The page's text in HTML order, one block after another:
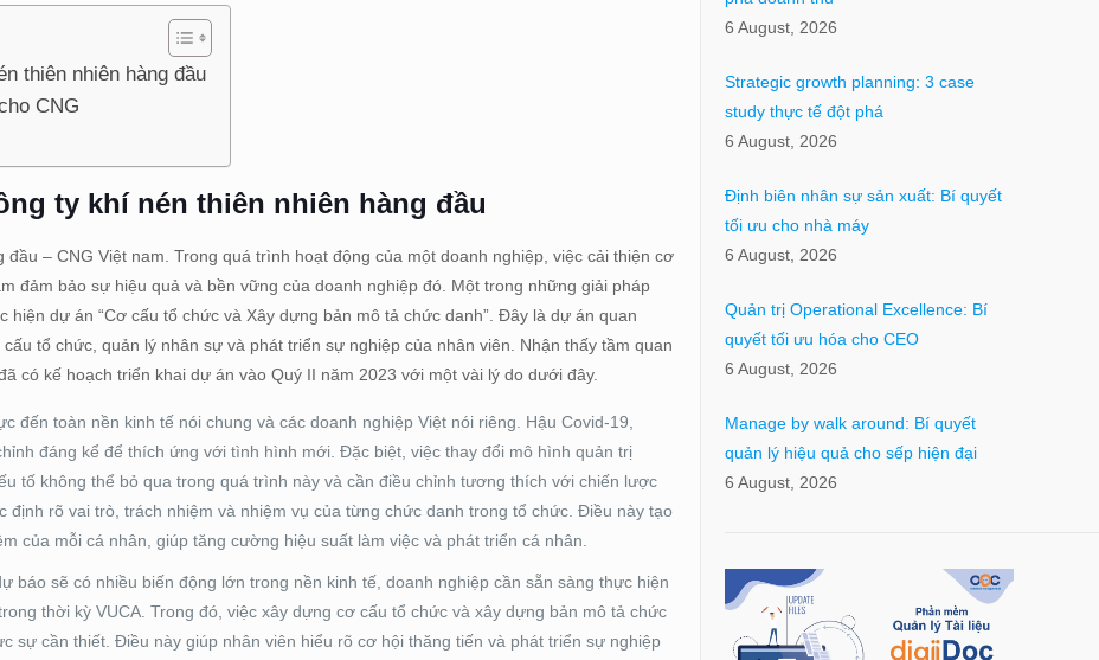
thiên nhiên hàng đầu
CNG
ty khí nén thiên nhiên hàng đầu
– CNG Việt nam. Trong quá trình hoạt động của một doanh nghiệp, việc cải thiện cơ
đảm bảo sự hiệu quả và bền vững của doanh nghiệp đó. Một trong những giải pháp
dự án “Cơ cấu tổ chức và Xây dựng bản mô tả chức danh”. Đây là dự án quan
tổ chức, quản lý nhân sự và phát triển sự nghiệp của nhân viên. Nhận thấy tầm quan
có kế hoạch triển khai dự án vào Quý II năm 2023 với một vài lý do dưới đây.
đến toàn nền kinh tế nói chung và các doanh nghiệp Việt nói riêng. Hậu Covid-19,
đáng kể để thích ứng với tình hình mới. Đặc biệt, việc thay đổi mô hình quản trị
tố không thể bỏ qua trong quá trình này và cần điều chỉnh tương thích với chiến lược
định rõ vai trò, trách nhiệm và nhiệm vụ của từng chức danh trong tổ chức. Điều này tạo
của mỗi cá nhân, giúp tăng cường hiệu suất làm việc và phát triển cá nhân.
báo sẽ có nhiều biến động lớn trong nền kinh tế, doanh nghiệp cần sẵn sàng thực hiện
thời kỳ VUCA. Trong đó, việc xây dựng cơ cấu tổ chức và xây dựng bản mô tả chức
sự cần thiết. Điều này giúp nhân viên hiểu rõ cơ hội thăng tiến và phát triển sự nghiệp
6 August, 2026
Strategic growth planning: 3 case
study thực tế đột phá
6 August, 2026
Định biên nhân sự sản xuất: Bí quyết
tối ưu cho nhà máy
6 August, 2026
Quản trị Operational Excellence: Bí
quyết tối ưu hóa cho CEO
6 August, 2026
Manage by walk around: Bí quyết
quản lý hiệu quả cho sếp hiện đại
6 August, 2026